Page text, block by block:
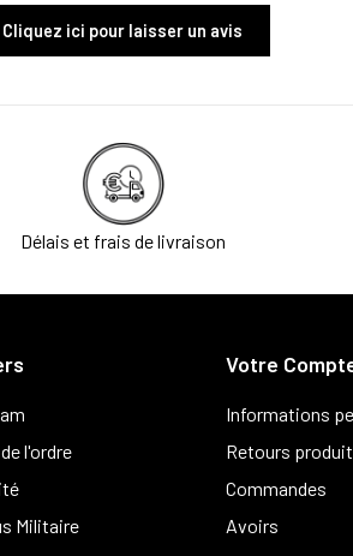
Cliquez ici pour laisser un avis
Délais et frais de livraison
l'ordre
Militaire
Votre
Informations
Retours produit
Commandes
Avoirs